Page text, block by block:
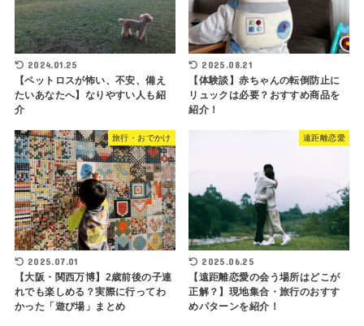
2024.01.25
【ペットロスが怖い、不安、備え
たいあなたへ】なりやすい人も紹
介
2025.08.21
【体験談】赤ちゃんの転倒防止に
リュックは必要？おすすめ商品を
紹介！
旅行・おでかけ
2025.07.01
【大阪・関西万博】2歳前後の子連
れでも楽しめる？実際に行ってわ
かった「遊び場」まとめ
遠距離恋愛
2025.06.25
【遠距離恋愛の会う場所はどこが
正解？】現地集合・旅行のおすす
めパターンを紹介！